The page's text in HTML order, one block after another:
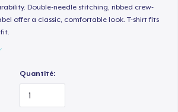
Double-needle stitching, ribbed crew-
offer a classic, comfortable look. T-shirt fits
Quantité: